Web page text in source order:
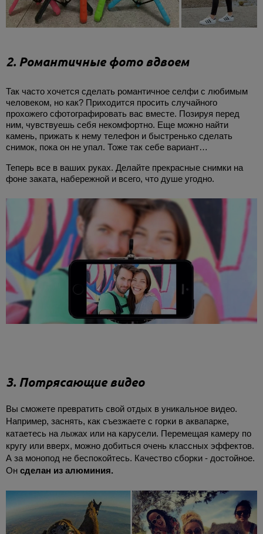
2. Романтичные фото вдвоем
Так часто хочется сделать романтичное селфи с любимым
человеком, но как? Приходится просить случайного
прохожего сфотографировать вас вместе. Позируя перед
ним, чувствуешь себя некомфортно. Еще можно найти
камень, прижать к нему телефон и быстренько сделать
снимок, пока он не упал. Тоже так себе вариант…
Теперь все в ваших руках. Делайте прекрасные снимки на
фоне заката, набережной и всего, что душе угодно.
3. Потрясающие видео
Вы сможете превратить свой отдых в уникальное видео.
Например, заснять, как съезжаете с горки в аквапарке,
катаетесь на лыжах или на карусели. Перемещая камеру по
кругу или вверх, можно добиться очень классных эффектов.
А за монопод не беспокойтесь. Качество сборки - достойное.
Он сделан из алюминия.